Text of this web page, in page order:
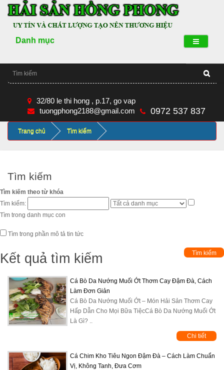
Danh mục
32/80 le thi hong , p.17, go vap
tuongphong2188@gmail.com
0972 537 837
Trang chủ Tìm kiếm
Tìm kiếm
Tìm kiếm theo từ khóa
Tìm kiếm:
Tìm trong danh mục con
Tìm trong phần mô tả tin tức
Kết quả tìm kiếm
Cá Bò Da Nướng Muối Ớt Thơm Cay Đậm Đà, Cách
Làm Đơn Giản
Cá Bò Da Nướng Muối Ớt – Món Hải Sản Thơm Cay
Hấp Dẫn Cho Mọi Bữa TiệcCá Bò Da Nướng Muối Ớt
Là Gì? ..
Chi tiết
Cá Chim Kho Tiêu Ngon Đậm Đà – Cách Làm Chuẩn
Vị, Không Tanh, Đưa Cơm